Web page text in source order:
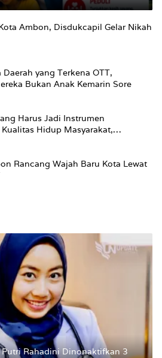
Ambon, Disdukcapil Gelar Nikah
yang Terkena OTT,
Bukan Anak Kemarin Sore
Harus Jadi Instrumen
Hidup Masyarakat,
RT-RW Ditetapkan Pemkot
Rancang Wajah Baru Kota Lewat
Putri Rahadini Dinonaktifkan 3